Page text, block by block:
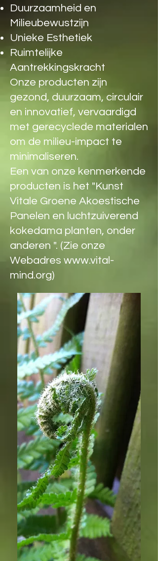
Duurzaamheid en
Milieubewustzijn
Unieke Esthetiek
Ruimtelijke
Aantrekkingskracht
Onze producten zijn
gezond, duurzaam, circulair
en innovatief, vervaardigd
met gerecyclede materialen
om de milieu-impact te
minimaliseren.
Een van onze kenmerkende
producten is het "Kunst
Vitale Groene Akoestische
Panelen en luchtzuiverend
kokedama planten, onder
anderen ". (Zie onze
Webadres www.vital-
mind.org)